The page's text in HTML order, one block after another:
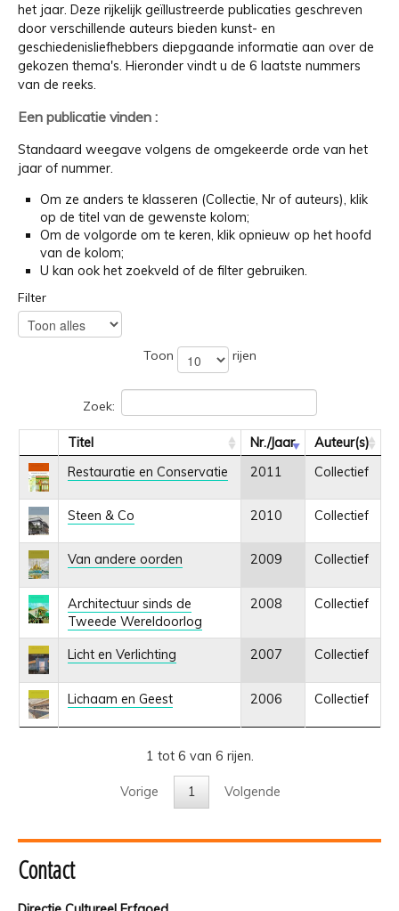
het jaar. Deze rijkelijk geïllustreerde publicaties geschreven
door verschillende auteurs bieden kunst- en
geschiedenisliefhebbers diepgaande informatie aan over de
gekozen thema's. Hieronder vindt u de 6 laatste nummers
van de reeks.
Een publicatie vinden :
Standaard weegave volgens de omgekeerde orde van het
jaar of nummer.
Om ze anders te klasseren (Collectie, Nr of auteurs), klik
op de titel van de gewenste kolom;
Om de volgorde om te keren, klik opnieuw op het hoofd
van de kolom;
U kan ook het zoekveld of de filter gebruiken.
Filter
Toon rijen
Zoek:
Titel Nr./Jaar
Auteur(s)
Restauratie en Conservatie
2011 Collectief
Steen & Co 2010 Collectief
Van andere oorden 2009 Collectief
Architectuur sinds de
Tweede Wereldoorlog
2008 Collectief
Licht en Verlichting 2007 Collectief
Lichaam en Geest 2006 Collectief
1 tot 6 van 6 rijen.
Vorige 1 Volgende
Contact